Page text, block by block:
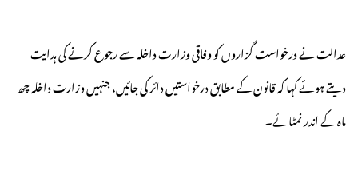
عدالت نے درخواست گزاروں کو وفاقی وزارت داخلہ سے رجوع کرنے کی ہدایت
دیتے ہوئے کہا کہ قانون کے مطابق درخواستیں دائر کی جائیں، جنہیں وزارت داخلہ چھ
ماہ کے اندر نمٹائے۔